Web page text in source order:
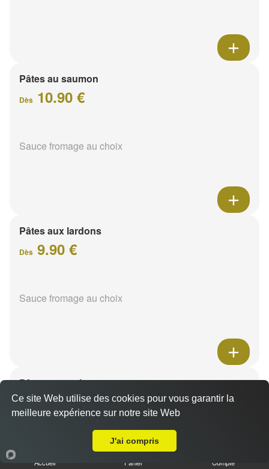
Pâtes au saumon
Dès 10.90 €
Sauce fromage au choix
Pâtes aux lardons
Dès 9.90 €
Sauce fromage au choix
Pâtes au poulet
Dès9.90 €
Sauce fromage au choix
Accueil Panier Compte
Ce site Web utilise des cookies pour vous garantir la
meilleure expérience sur notre site Web
J'ai compris